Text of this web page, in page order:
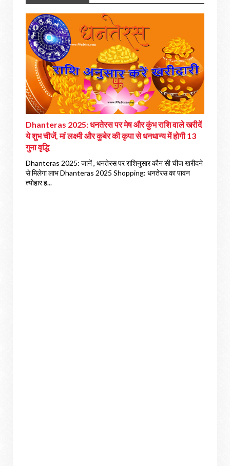
Dhanteras 2025: धनतेरस पर मेष और कुंभ राशि वाले खरीदें
ये शुभ चीजें, मां लक्ष्मी और कुबेर की कृपा से धनधान्य में होगी 13
गुना वृद्धि
Dhanteras 2025: जानें , धनतेरस पर राशिनुसार कौन सी चीज खरीदने
से मिलेगा लाभ Dhanteras 2025 Shopping: धनतेरस का पावन
त्योहार ह...